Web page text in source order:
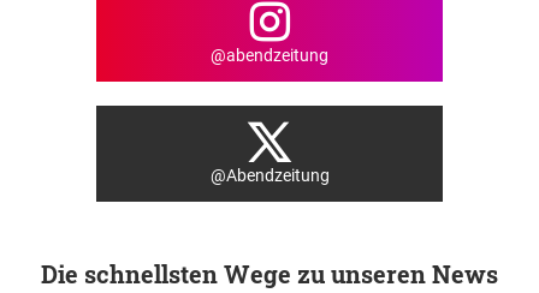
@abendzeitung
@Abendzeitung
Die schnellsten Wege zu unseren News